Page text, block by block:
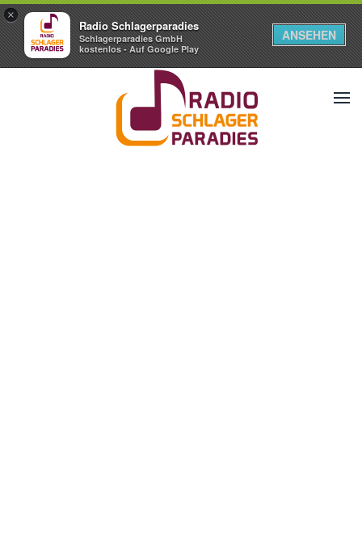
×
Radio Schlagerparadies
Schlagerparadies GmbH
kostenlos - Auf Google Play
ANSEHEN